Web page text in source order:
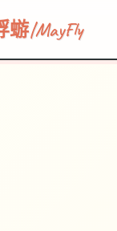
蝣|MayFly